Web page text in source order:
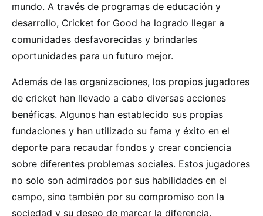
mundo. A través de programas de educación y
desarrollo, Cricket for Good ha logrado llegar a
comunidades desfavorecidas y brindarles
oportunidades para un futuro mejor.
Además de las organizaciones, los propios jugadores
de cricket han llevado a cabo diversas acciones
benéficas. Algunos han establecido sus propias
fundaciones y han utilizado su fama y éxito en el
deporte para recaudar fondos y crear conciencia
sobre diferentes problemas sociales. Estos jugadores
no solo son admirados por sus habilidades en el
campo, sino también por su compromiso con la
sociedad y su deseo de marcar la diferencia.